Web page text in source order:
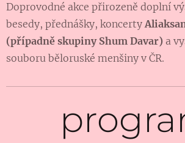
Doprovodné akce přirozeně doplní
besedy, přednášky, koncerty
(případně skupiny Shum Davar) a
souboru běloruské menšiny v ČR.